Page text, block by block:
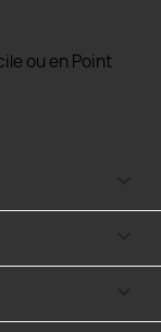
ou en Point